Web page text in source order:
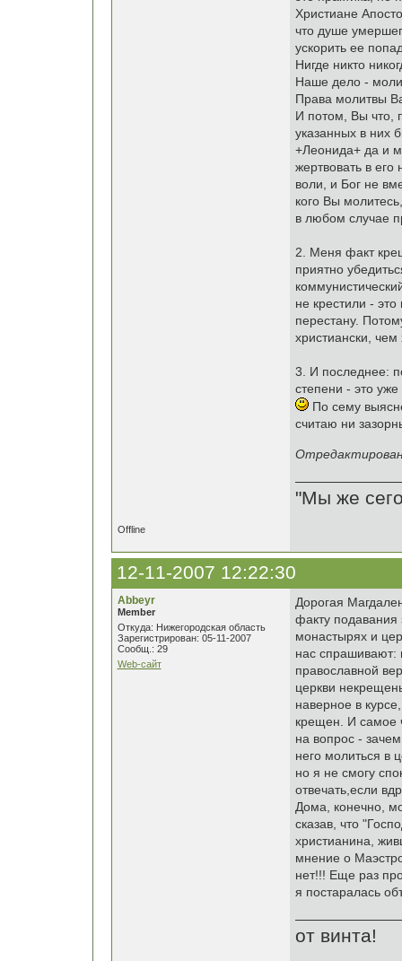
Христиане
что душе
ускорить ее
Нигде никто
Наше дело -
Права молитвы
И потом, Вы что,
указанных в них
+Леонида+ да и
жертвовать в
воли, и Бог не
кого Вы
в любом случае
2. Меня факт
приятно
не крестили -
перестану.
христиански,
3. И последнее:
степени - это
По сему
считаю ни
"Мы же
Offline
12-11-2007 12:22:30
Abbeyr
Member
Откуда: Нижегородская область
Зарегистрирован: 05-11-2007
Сообщ.: 29
Web-сайт
Дорогая
факту подавания
монастырях и
нас спрашивают:
православной
церкви
наверное в
крещен. И самое
на вопрос -
него молиться в
но я не смогу
отвечать,если
Дома, конечно,
сказав, что
христианина,
мнение о
нет!!! Еще раз
я постаралась
от винта!